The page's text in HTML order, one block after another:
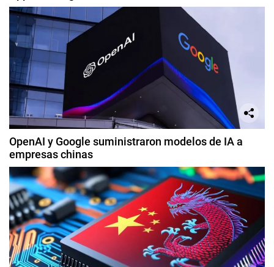
OpenAI y Google suministraron modelos de IA a
empresas chinas